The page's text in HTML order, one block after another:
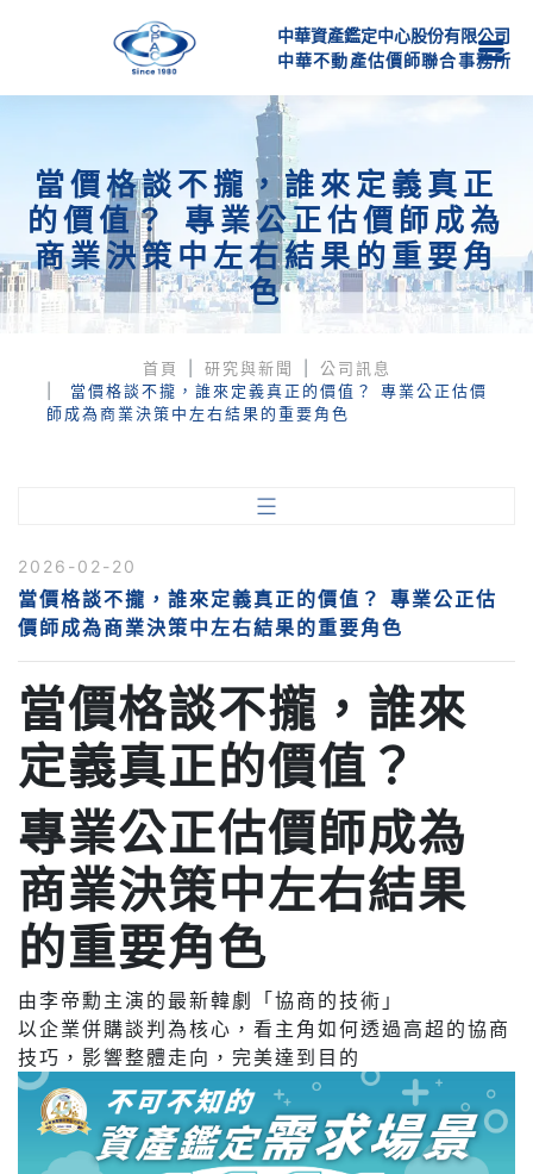
中華資產鑑定中心股份有限公司
中華不動產估價師聯合事務所
當價格談不攏，誰來定義真正
的價值？ 專業公正估價師成為
商業決策中左右結果的重要角
色
首頁 研究與新聞
公司訊息
當價格談不攏，誰來定義真正的價值？ 專業公正估價
師成為商業決策中左右結果的重要角色
2026-02-20
當價格談不攏，誰來定義真正的價值？ 專業公正估
價師成為商業決策中左右結果的重要角色
當價格談不攏，誰來
定義真正的價值？
專業公正估價師成為
商業決策中左右結果
的重要角色
由李帝勳主演的最新韓劇「協商的技術」
以企業併購談判為核心，看主角如何透過高超的協商
技巧，影響整體走向，完美達到目的